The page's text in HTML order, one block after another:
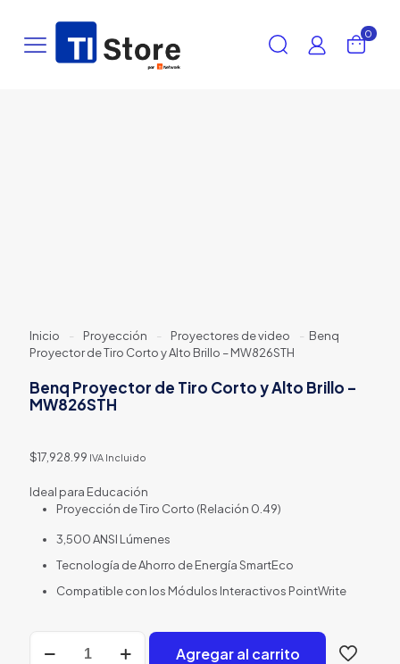
0
Inicio - Proyección - Proyectores de video - Benq
Proyector de Tiro Corto y Alto Brillo – MW826STH
Benq Proyector de Tiro Corto y Alto Brillo –
MW826STH
$17,928.99 IVA Incluido
Ideal para Educación
Proyección de Tiro Corto (Relación 0.49)
3,500 ANSI Lúmenes
Tecnología de Ahorro de Energía SmartEco
Compatible con los Módulos Interactivos PointWrite
Benq
Proyector
Agregar al carrito